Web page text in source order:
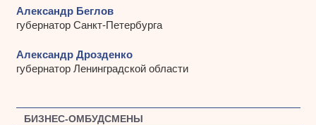
Александр Беглов
губернатор Санкт-Петербурга
Александр Дрозденко
губернатор Ленинградской области
БИЗНЕС-ОМБУДСМЕНЫ